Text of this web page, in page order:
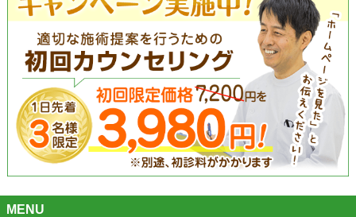
2026.5.6 |症例報告「頚椎椎間板ヘルニア」
2019.7.26 |美容鍼灸について
2019.6.10 |「痛みやだるさもとれ嬉しいです」門真市 M.T
様 23歳
2019.5.24 |「手術を勧められた股関節の痛みが楽になりまし
た」 枚方市 ６６歳 男性
2019.5.6 |「ペインクリニック・レーザー治療でも結果が出ま
せんでしたが・・・」大阪市 Ｋ・Ｔ様
MENU